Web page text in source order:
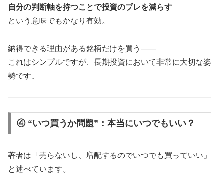
自分の判断軸を持つことで投資のブレを減らす
という意味でもかなり有効。
納得できる理由がある銘柄だけを買う——
これはシンプルですが、長期投資において非常に大切な姿
勢です。
④ “いつ買うか問題”：本当にいつでもいい？
著者は「売らないし、増配するのでいつでも買っていい」
と述べています。